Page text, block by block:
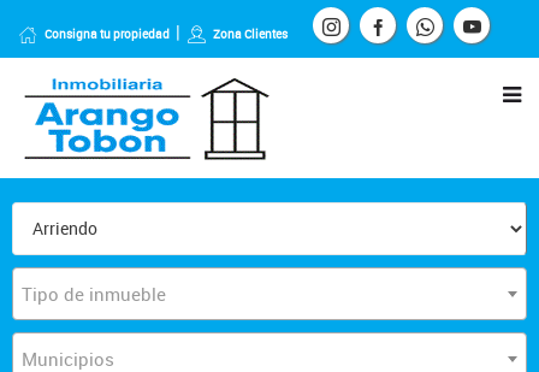
Consigna tu propiedad Zona Clientes
Tipo de inmueble
Municipios